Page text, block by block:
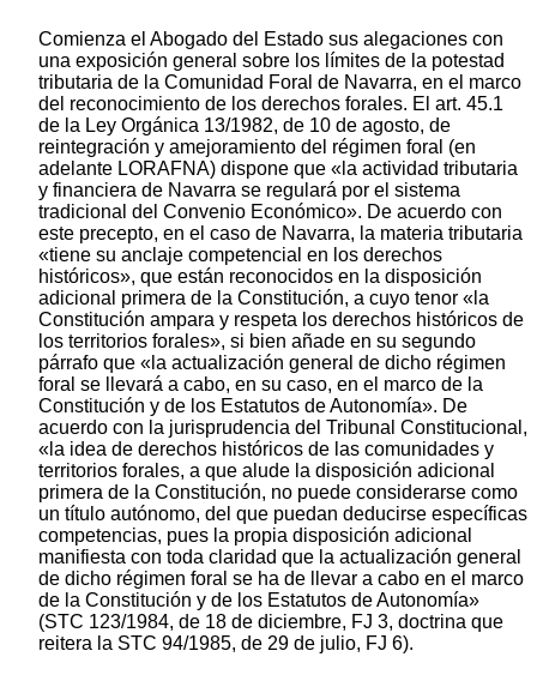
Comienza el Abogado del Estado sus alegaciones con
una exposición general sobre los límites de la potestad
tributaria de la Comunidad Foral de Navarra, en el marco
del reconocimiento de los derechos forales. El art. 45.1
de la Ley Orgánica 13/1982, de 10 de agosto, de
reintegración y amejoramiento del régimen foral (en
adelante LORAFNA) dispone que «la actividad tributaria
y financiera de Navarra se regulará por el sistema
tradicional del Convenio Económico». De acuerdo con
este precepto, en el caso de Navarra, la materia tributaria
«tiene su anclaje competencial en los derechos
históricos», que están reconocidos en la disposición
adicional primera de la Constitución, a cuyo tenor «la
Constitución ampara y respeta los derechos históricos de
los territorios forales», si bien añade en su segundo
párrafo que «la actualización general de dicho régimen
foral se llevará a cabo, en su caso, en el marco de la
Constitución y de los Estatutos de Autonomía». De
acuerdo con la jurisprudencia del Tribunal Constitucional,
«la idea de derechos históricos de las comunidades y
territorios forales, a que alude la disposición adicional
primera de la Constitución, no puede considerarse como
un título autónomo, del que puedan deducirse específicas
competencias, pues la propia disposición adicional
manifiesta con toda claridad que la actualización general
de dicho régimen foral se ha de llevar a cabo en el marco
de la Constitución y de los Estatutos de Autonomía»
(STC 123/1984, de 18 de diciembre, FJ 3, doctrina que
reitera la STC 94/1985, de 29 de julio, FJ 6).